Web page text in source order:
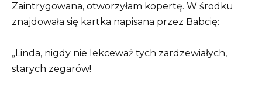
Zaintrygowana, otworzyłam kopertę. W środku
znajdowała się kartka napisana przez Babcię:
„Linda, nigdy nie lekceważ tych zardzewiałych,
starych zegarów!